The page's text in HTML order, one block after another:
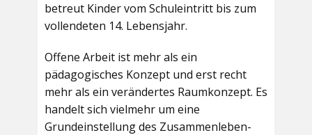
betreut Kinder vom Schuleintritt bis zum
vollendeten 14. Lebensjahr.
Offene Arbeit ist mehr als ein
pädagogisches Konzept und erst recht
mehr als ein verändertes Raumkonzept. Es
handelt sich vielmehr um eine
Grundeinstellung des Zusammenleben-